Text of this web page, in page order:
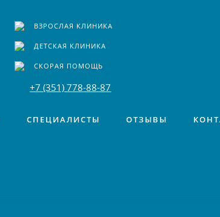
ВЗРОСЛАЯ КЛИНИКА
ДЕТСКАЯ КЛИНИКА
СКОРАЯ ПОМОЩЬ
+7 (351) 778-88-87
СПЕЦИАЛИСТЫ ОТЗЫВЫ